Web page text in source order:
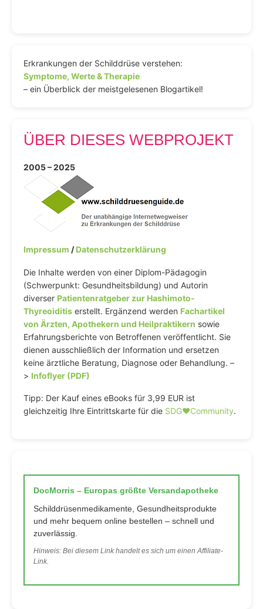
Erkrankungen der Schilddrüse verstehen:
Symptome, Werte & Therapie
– ein Überblick der meistgelesenen Blogartikel!
ÜBER DIESES WEBPROJEKT
2005 – 2025
Impressum /Datenschutzerklärung
Die Inhalte werden von einer Diplom-Pädagogin
(Schwerpunkt: Gesundheitsbildung) und Autorin
diverser Patientenratgeber zur Hashimoto-
Thyreoiditis erstellt. Ergänzend werden Fachartikel
von Ärzten, Apothekern und Heilpraktikern sowie
Erfahrungsberichte von Betroffenen veröffentlicht. Sie
dienen ausschließlich der Information und ersetzen
keine ärztliche Beratung, Diagnose oder Behandlung. –
> Infoflyer (PDF)
Tipp: Der Kauf eines eBooks für 3,99 EUR ist
gleichzeitig Ihre Eintrittskarte für die SDG♥️Community.
DocMorris – Europas größte Versandapotheke
Schilddrüsenmedikamente, Gesundheitsprodukte
und mehr bequem online bestellen – schnell und
zuverlässig.
Hinweis: Bei diesem Link handelt es sich um einen Affiliate-
Link.